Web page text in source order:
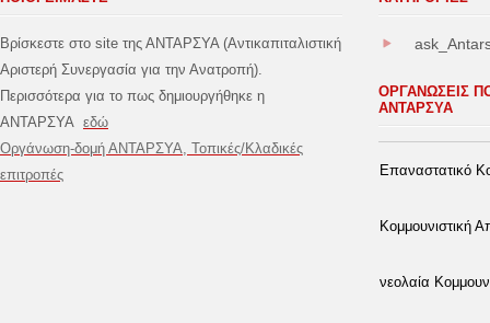
Βρίσκεστε στο site της ΑΝΤΑΡΣΥΑ (Αντικαπιταλιστική
Αριστερή Συνεργασία για την Ανατροπή).
Περισσότερα για το πως δημιουργήθηκε η
ΑΝΤΑΡΣΥΑ εδώ
Οργάνωση-δομή ΑΝΤΑΡΣΥΑ, Τοπικές/Κλαδικές
επιτροπές
ΟΡΓΑΝΩΣΕΙΣ
ΑΝΤΑΡΣΥΑ
Επαναστατικό
Κομμουνιστική
νεολαία